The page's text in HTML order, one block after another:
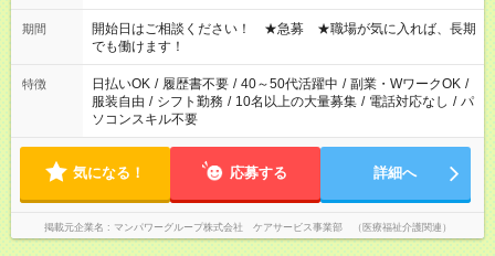
場合、他のお仕事と合わせ週40時間超の就業はご案内できませ
ん ※法令に基づき、週20時間以上勤務は社会保険への加入対象
となります ※労働者派遣法（日雇い派遣の原則禁止）により、
短時間・短期間の就業はご案内が難しい場合があります
期間
開始日はご相談ください！ ★急募 ★職場が気に入れば、長期
でも働けます！
特徴 日払いOK / 履歴書不要 / 40～50代活躍中 / 副業・WワークOK /
服装自由 / シフト勤務 / 10名以上の大量募集 / 電話対応なし / パ
ソコンスキル不要
気になる！ 応募する 詳細へ
掲載元企業名 マンパワーグループ株式会社 ケアサービス事業部 （医療福祉介護関連）